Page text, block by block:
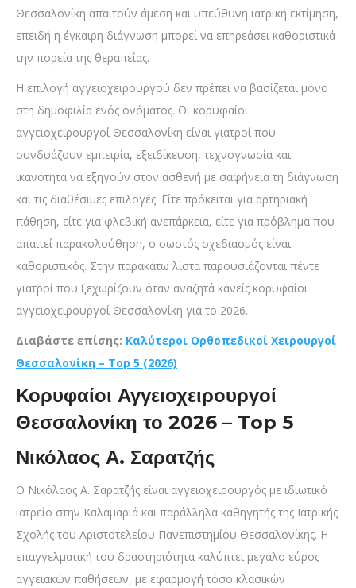
Θεσσαλονίκη απαιτούν άμεση και υπεύθυνη ιατρική εκτίμηση,
επειδή η έγκαιρη διάγνωση μπορεί να επηρεάσει καθοριστικά
την πορεία της θεραπείας.
Η επιλογή αγγειοχειρουργού δεν πρέπει να βασίζεται μόνο
στη δημοφιλία ενός ονόματος. Οι κορυφαίοι
αγγειοχειρουργοί Θεσσαλονίκη είναι γιατροί που
συνδυάζουν εμπειρία, εξειδίκευση, τεχνογνωσία και
ικανότητα να εξηγούν στον ασθενή με σαφήνεια τη διάγνωση
και τις διαθέσιμες επιλογές. Είτε πρόκειται για αρτηριακή
πάθηση, είτε για φλεβική ανεπάρκεια, είτε για πρόβλημα που
απαιτεί παρακολούθηση, ο σωστός σχεδιασμός είναι
καθοριστικός. Στην παρακάτω λίστα παρουσιάζονται πέντε
γιατροί που ξεχωρίζουν όταν αναζητά κανείς κορυφαίοι
αγγειοχειρουργοί Θεσσαλονίκη για το 2026.
Διαβάστε επίσης: Καλύτεροι Ορθοπεδικοί Χειρουργοί
Θεσσαλονίκη – Top 5 (2026)
Κορυφαίοι Αγγειοχειρουργοί
Θεσσαλονίκη το 2026 – Top 5
Νικόλαος Α. Σαρατζής
Ο Νικόλαος Α. Σαρατζής είναι αγγειοχειρουργός με ιδιωτικό
ιατρείο στην Καλαμαριά και παράλληλα καθηγητής της Ιατρικής
Σχολής του Αριστοτελείου Πανεπιστημίου Θεσσαλονίκης. Η
επαγγελματική του δραστηριότητα καλύπτει μεγάλο εύρος
αγγειακών παθήσεων, με εφαρμογή τόσο κλασικών